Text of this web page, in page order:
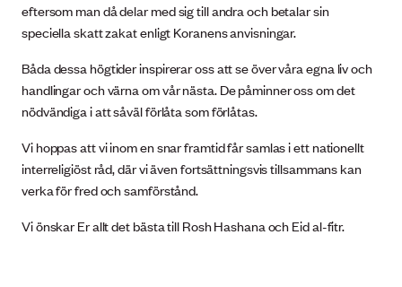
eftersom man då delar med sig till andra och betalar sin
speciella skatt zakat enligt Koranens anvisningar.
Båda dessa högtider inspirerar oss att se över våra egna liv och
handlingar och värna om vår nästa. De påminner oss om det
nödvändiga i att såväl förlåta som förlåtas.
Vi hoppas att vi inom en snar framtid får samlas i ett nationellt
interreligiöst råd, där vi även fortsättningsvis tillsammans kan
verka för fred och samförstånd.
Vi önskar Er allt det bästa till Rosh Hashana och Eid al-fitr.